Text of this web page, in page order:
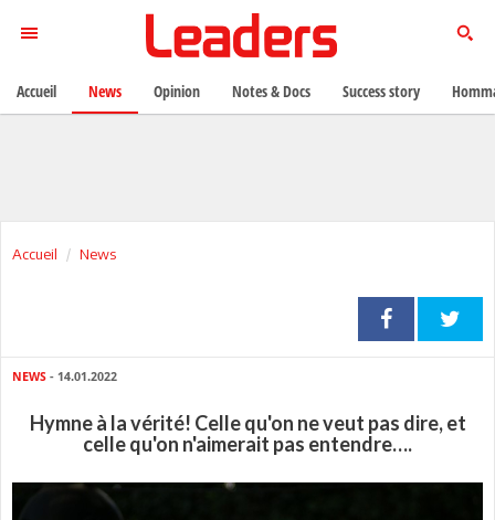
Accueil News
NEWS - 14.01.2022
Hymne à la vérité! Celle qu'on ne veut pas dire, et
celle qu'on n'aimerait pas entendre….
Accueil News Opinion Notes & Docs Success story